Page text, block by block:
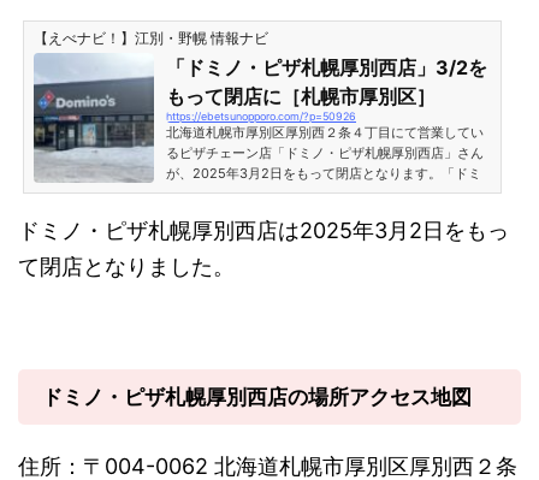
【えべナビ！】江別・野幌 情報ナビ
「ドミノ・ピザ札幌厚別西店」3/2を
もって閉店に［札幌市厚別区］
https://ebetsunopporo.com/?p=50926
北海道札幌市厚別区厚別西２条４丁目にて営業してい
るピザチェーン店「ドミノ・ピザ札幌厚別西店」さん
が、2025年3月2日をもって閉店となります。「ドミ
ノ・ピザ札幌厚別西店」3/2で閉店［札幌市厚別区］
お知らせ」が掲示されています。2025年3月2日をも
前日に食材を切らしたため受付をしていないというこ
ドミノ・ピザ札幌厚別西店は2025年3月2日をもっ
て閉店となりました。
ドミノ・ピザ札幌厚別西店の場所アクセス地図
住所：〒004-0062 北海道札幌市厚別区厚別西２条